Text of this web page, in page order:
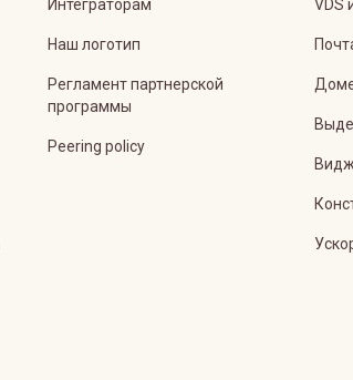
Интеграторам
Наш логотип
Регламент партнерской
программы
Peering policy
VDS